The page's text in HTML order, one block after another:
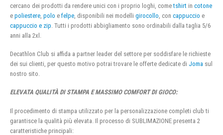
cercano dei prodotti da rendere unici con i proprio loghi, cometshirt in cotone
e poliestere polo e felpe , disponibili nei modelli girocollo , con cappuccio e
cappuccio e zip . Tutti i prodotti abbigliamento sono ordinabili dalla taglia 5/6
anni alla 2xl.
Decathlon Club si affida a partner leader del settore per soddisfare le richieste
dei sui clienti, per questo motivo potrai trovare le offerte dedicate di Joma sul
nostro sito.
ELEVATA QUALITÀ DI STAMPA E MASSIMO COMFORT DI GIOCO:
Il procedimento di stampa utilizzato per la personalizzazione completi club ti
garantisce la qualità più elevata. Il processo di SUBLIMAZIONE presenta 2
caratteristiche principali: